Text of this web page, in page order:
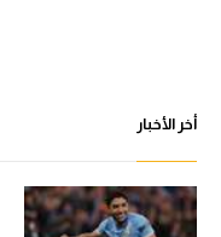
أخر الأخبار